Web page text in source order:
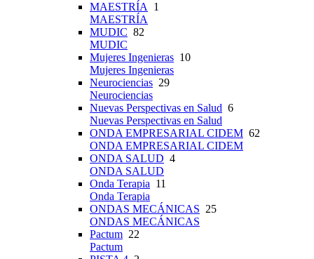
MAESTRÍA 1
MAESTRÍA
MUDIC 82
MUDIC
Mujeres Ingenieras 10
Mujeres Ingenieras
Neurociencias 29
Neurociencias
Nuevas Perspectivas en Salud 6
Nuevas Perspectivas en Salud
ONDA EMPRESARIAL CIDEM 62
ONDA EMPRESARIAL CIDEM
ONDA SALUD 4
ONDA SALUD
Onda Terapia 11
Onda Terapia
ONDAS MECÁNICAS 25
ONDAS MECÁNICAS
Pactum 22
Pactum